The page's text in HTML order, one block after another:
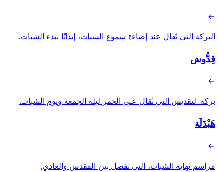
→
البركة التي تُقال عند إضاءة شموع الشبات، إيذانًا ببدء الشبات.
قِدُّوش
→
بركة التقديس التي تُقال على الخمر ليلة الجمعة ويوم الشبات.
هَبْدَلَة
→
مراسم نهاية الشبات، التي تفصل بين المقدس والعادي.